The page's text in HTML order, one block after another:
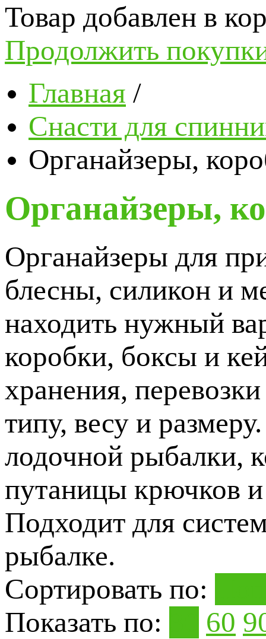
Товар добавлен в
Продолжить
Главная /
Снасти для
Органайзеры,
Органайзеры,
Органайзеры для
блесны, силикон и
находить нужный
коробки, боксы и
хранения,
типу, весу и
лодочной рыбалки,
путаницы крючков
Подходит для
рыбалке.
Сортировать по:
Показать по:
60